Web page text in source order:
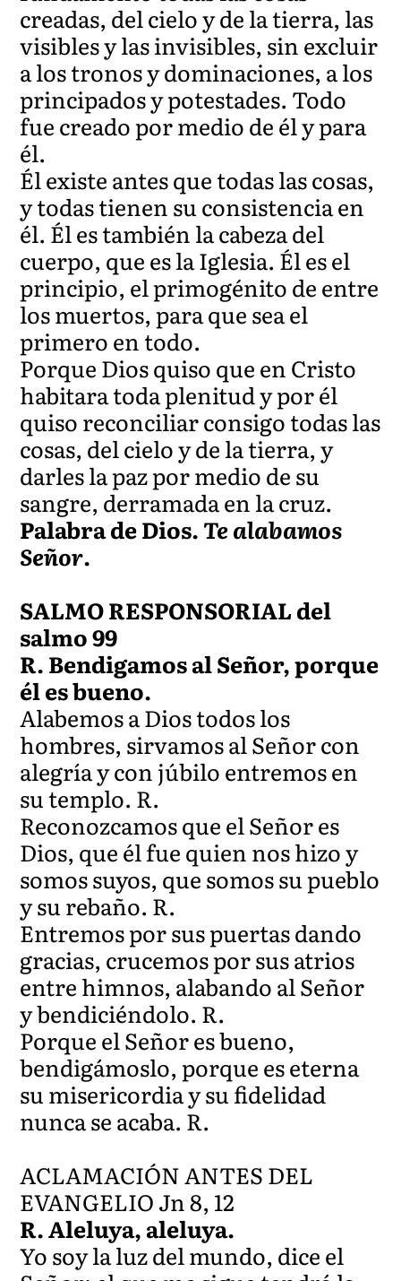
creadas, del cielo y de la tierra, las
visibles y las invisibles, sin excluir
a los tronos y dominaciones, a los
principados y potestades. Todo
fue creado por medio de él y para
él.
Él existe antes que todas las cosas,
y todas tienen su consistencia en
él. Él es también la cabeza del
cuerpo, que es la Iglesia. Él es el
principio, el primogénito de entre
los muertos, para que sea el
primero en todo.
Porque Dios quiso que en Cristo
habitara toda plenitud y por él
quiso reconciliar consigo todas las
cosas, del cielo y de la tierra, y
darles la paz por medio de su
sangre, derramada en la cruz.
Palabra de Dios.Te alabamos
Señor.
SALMO RESPONSORIAL del
salmo 99
R. Bendigamos al Señor, porque
él es bueno.
Alabemos a Dios todos los
hombres, sirvamos al Señor con
alegría y con júbilo entremos en
su templo. R.
Reconozcamos que el Señor es
Dios, que él fue quien nos hizo y
somos suyos, que somos su pueblo
y su rebaño. R.
Entremos por sus puertas dando
gracias, crucemos por sus atrios
entre himnos, alabando al Señor
y bendiciéndolo. R.
Porque el Señor es bueno,
bendigámoslo, porque es eterna
su misericordia y su fidelidad
nunca se acaba. R.
ACLAMACIÓN ANTES DEL
EVANGELIO Jn 8, 12
R. Aleluya, aleluya.
Yo soy la luz del mundo, dice el